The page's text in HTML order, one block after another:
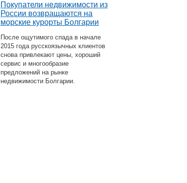
Покупатели недвижимости из
России возвращаются на
морские курорты Болгарии
После ощутимого спада в начале
2015 года русскоязычных клиентов
снова привлекают цены, хороший
сервис и многообразие
предложений на рынке
недвижимости Болгарии.